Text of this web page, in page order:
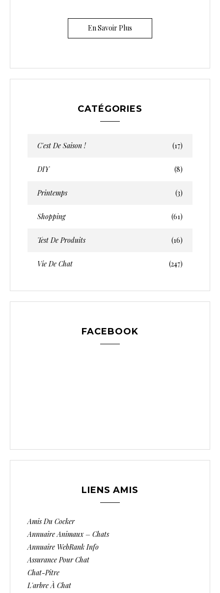
En Savoir Plus
CATÉGORIES
C'est De Saison ! (17)
DIY (8)
Printemps (3)
Shopping (61)
Test De Produits (16)
Vie De Chat (247)
FACEBOOK
LIENS AMIS
Amis Du Cocker
Annuaire Animaux – Chats
Annuaire WebRank Info
Assurance Pour Chat
Chat-Pitre
L'arbre À Chat